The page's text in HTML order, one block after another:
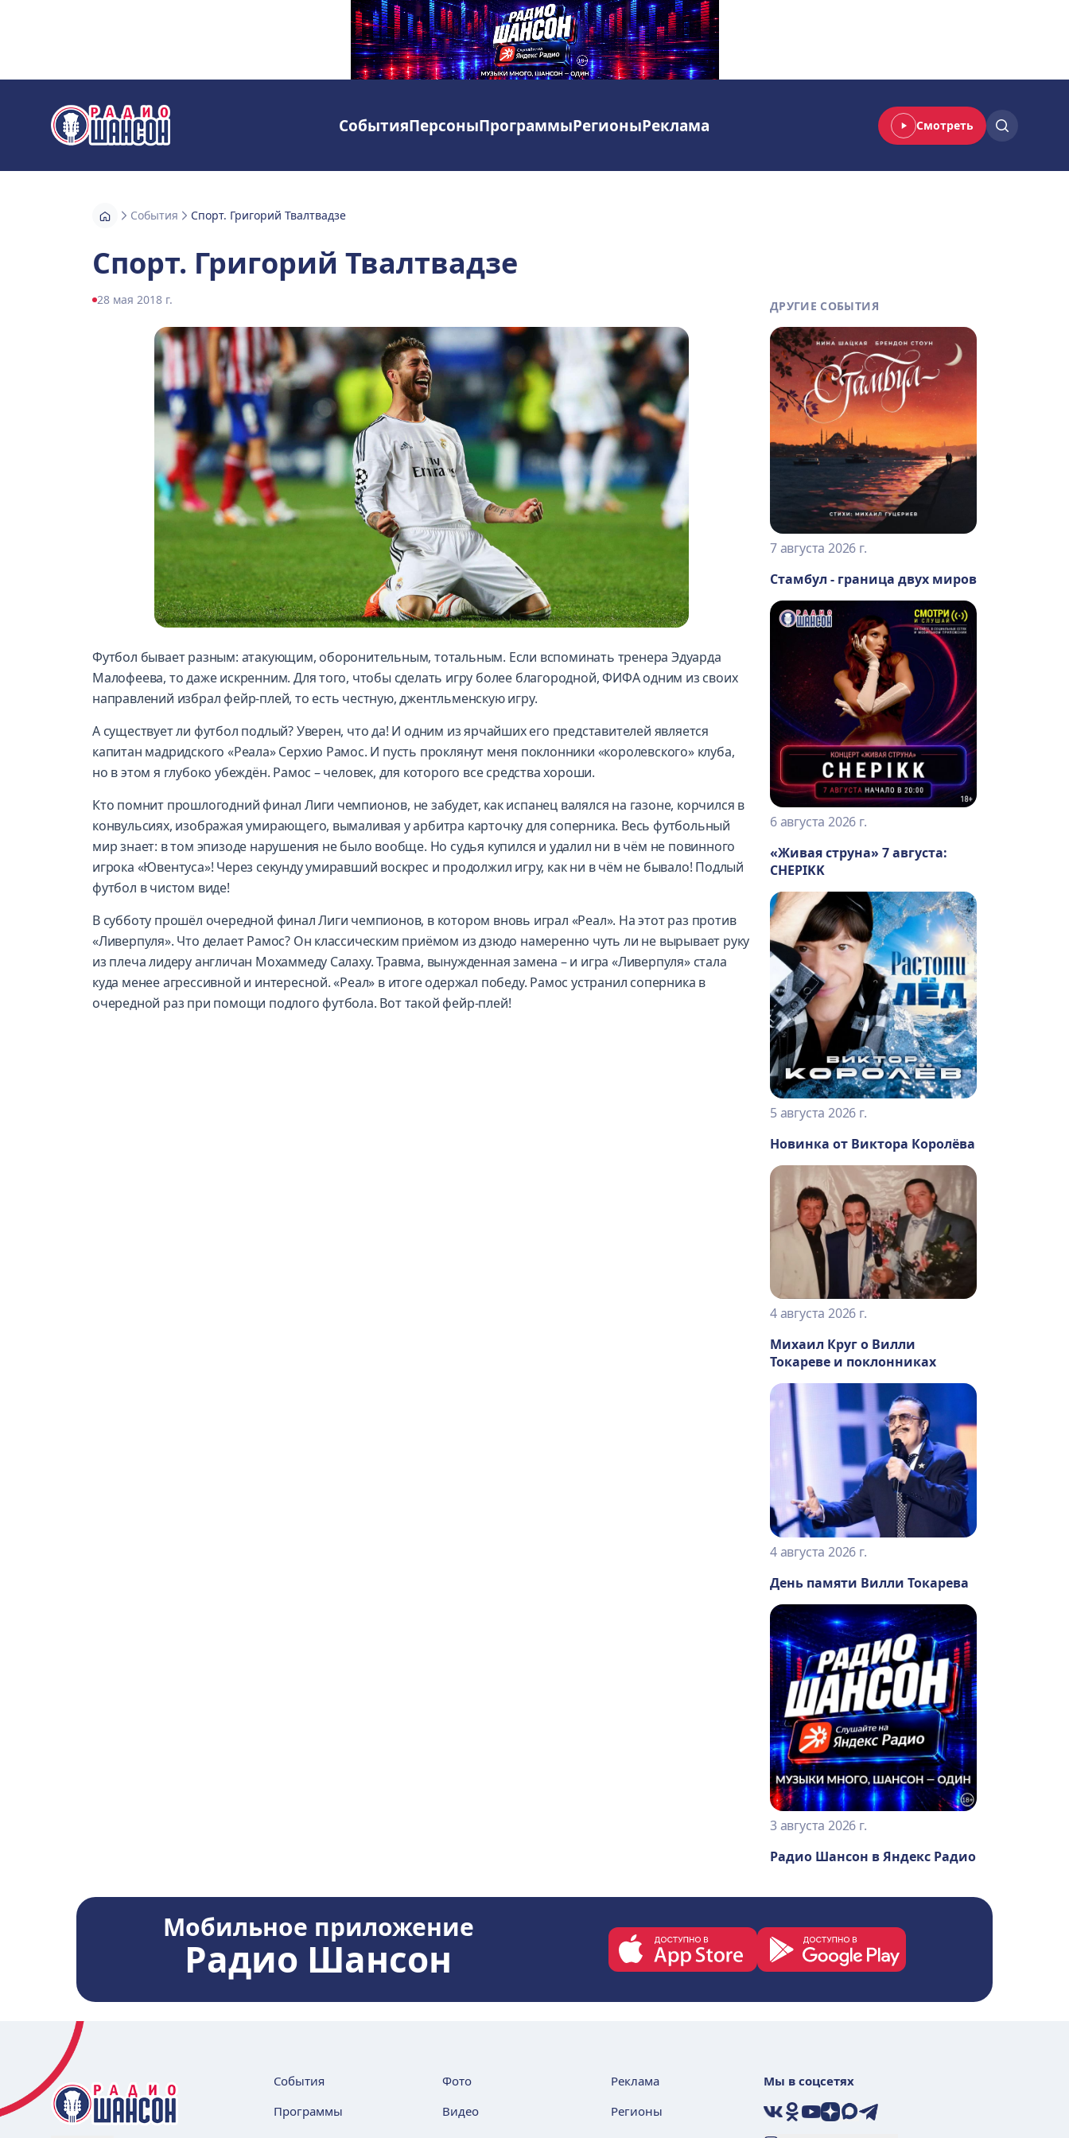
Радио Шансон СобытияПерсоныПрограммыРегионыРеклама Смотреть
События Спорт. Григорий Твалтвадзе
Спорт. Григорий Твалтвадзе
28 мая 2018 г.
Футбол бывает разным: атакующим, оборонительным, тотальным. Если вспоминать тренера Эдуарда
Малофеева, то даже искренним. Для того, чтобы сделать игру более благородной, ФИФА одним из своих
направлений избрал фейр-плей, то есть честную, джентльменскую игру.
А существует ли футбол подлый? Уверен, что да! И одним из ярчайших его представителей является
капитан мадридского «Реала» Серхио Рамос. И пусть проклянут меня поклонники «королевского» клуба,
но в этом я глубоко убеждён. Рамос – человек, для которого все средства хороши.
Кто помнит прошлогодний финал Лиги чемпионов, не забудет, как испанец валялся на газоне, корчился в
конвульсиях, изображая умирающего, вымаливая у арбитра карточку для соперника. Весь футбольный
мир знает: в том эпизоде нарушения не было вообще. Но судья купился и удалил ни в чём не повинного
игрока «Ювентуса»! Через секунду умиравший воскрес и продолжил игру, как ни в чём не бывало! Подлый
футбол в чистом виде!
В субботу прошёл очередной финал Лиги чемпионов, в котором вновь играл «Реал». На этот раз против
«Ливерпуля». Что делает Рамос? Он классическим приёмом из дзюдо намеренно чуть ли не вырывает руку
из плеча лидеру англичан Мохаммеду Салаху. Травма, вынужденная замена – и игра «Ливерпуля» стала
куда менее агрессивной и интересной. «Реал» в итоге одержал победу. Рамос устранил соперника в
очередной раз при помощи подлого футбола. Вот такой фейр-плей!
ДРУГИЕ СОБЫТИЯ
7 августа 2026 г.
Стамбул - граница двух миров
6 августа 2026 г.
«Живая струна» 7 августа:
CHEPIKK
5 августа 2026 г.
Новинка от Виктора Королёва
4 августа 2026 г.
Михаил Круг о Вилли
Токареве и поклонниках
4 августа 2026 г.
День памяти Вилли Токарева
3 августа 2026 г.
Радио Шансон в Яндекс Радио
Мобильное приложение
Радио Шансон
События
Программы
Фото
Видео
Реклама
Регионы
Мы в соцсетях
VKOkYouTube
ДзенMaxTelegram